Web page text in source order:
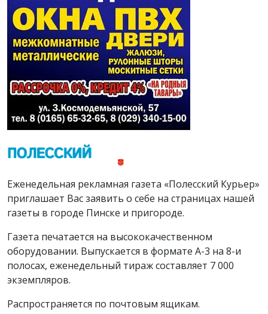
Еженедельная рекламная газета «Полесский Курьер»
приглашает Вас заявить о себе на страницах нашей
газеты в городе Пинске и пригороде.
Газета печатается на высококачественном
оборудовании. Выпускается в формате А-3 на 8-и
полосах, еженедельный тираж составляет 7 000
экземпляров.
Распространяется по почтовым ящикам.